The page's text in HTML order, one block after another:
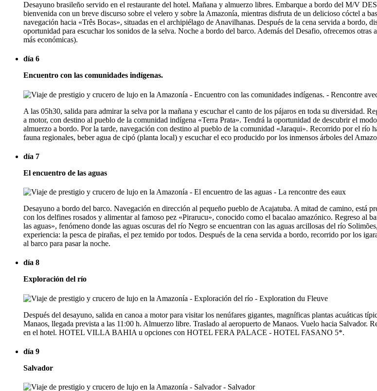
Desayuno brasileño servido en el restaurante del hotel. Mañana y almuerzo libres. Embarque a bordo del M/V
bienvenida con un breve discurso sobre el velero y sobre la Amazonía, mientras disfruta de un delicioso cóctel a
navegación hacia «Três Bocas», situadas en el archipiélago de Anavilhanas. Después de la cena servida a bordo,
oportunidad para escuchar los sonidos de la selva. Noche a bordo del barco. Además del Desafio, ofrecemos
más económicas).
día 6
Encuentro con las comunidades indígenas.
A las 05h30, salida para admirar la selva por la mañana y escuchar el canto de los pájaros en toda su diversidad.
a motor, con destino al pueblo de la comunidad indígena «Terra Prata». Tendrá la oportunidad de descubrir el
almuerzo a bordo. Por la tarde, navegación con destino al pueblo de la comunidad «Jaraqui». Recorrido por el río
fauna regionales, beber agua de cipó (planta local) y escuchar el eco producido por los inmensos árboles del
día 7
El encuentro de las aguas
Desayuno a bordo del barco. Navegación en dirección al pequeño pueblo de Acajatuba. A mitad de camino, está
con los delfines rosados y alimentar al famoso pez «Pirarucu», conocido como el bacalao amazónico. Regreso al
las aguas», fenómeno donde las aguas oscuras del río Negro se encuentran con las aguas arcillosas del río
experiencia: la pesca de pirañas, el pez temido por todos. Después de la cena servida a bordo, recorrido por los
al barco para pasar la noche.
día 8
Exploración del río
Después del desayuno, salida en canoa a motor para visitar los nenúfares gigantes, magníficas plantas acuáticas
Manaos, llegada prevista a las 11:00 h. Almuerzo libre. Traslado al aeropuerto de Manaos. Vuelo hacia Salvador.
en el hotel. HOTEL VILLA BAHIA u opciones con HOTEL FERA PALACE - HOTEL FASANO 5*.
día 9
Salvador